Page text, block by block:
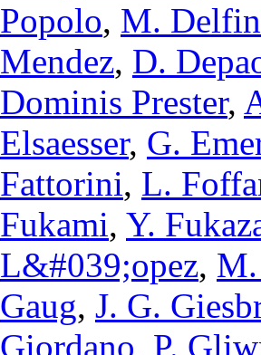
Popolo, M.
Mendez, D.
Dominis Prester,
Elsaesser, G.
Fattorini, L.
Fukami, Y.
L&#039;opez,
Gaug, J. G.
Giordano, P.